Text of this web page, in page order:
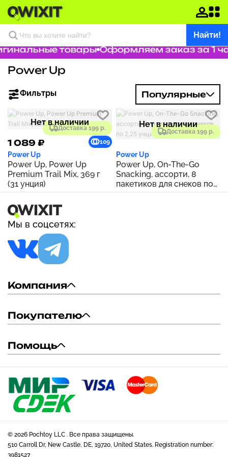
Найти!
товары Оформляем заказ за 1
Power Up
Фильтры Популярные
Доставка 199 р.
Нет в наличии
1 089 ₽ 109
Power Up
Power Up, Power Up
Premium Trail Mix, 369 г
(31 унция)
Доставка 199 р.
Нет в наличии
Power Up
Power Up, On-The-Go
Snacking, ассорти, 8
пакетиков для снеков по
2,25 унции
Мы в соцсетях:
Компания
Покупателю
Помощь
© 2026 Pochtoy LLC . Все права защищены.
510 Carroll Dr, New Castle, DE, 19720, United States. Registration number:
3981527